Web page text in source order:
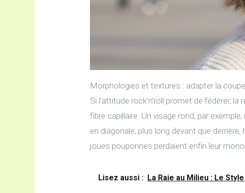
Morphologies et textures : adapter la
Si l’attitude rock’n’roll promet de fédérer,
fibre capillaire. Un visage rond, par
en diagonale, plus long devant que
joues pouponnes perdaient enfin leur
Lisez aussi : La Raie au Milieu : Le